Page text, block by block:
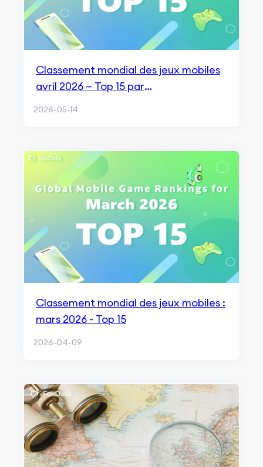
Classement mondial des jeux mobiles
avril 2026 — Top 15 par
2026-05-14
Classement mondial des jeux mobiles :
mars 2026 - Top 15
2026-04-09